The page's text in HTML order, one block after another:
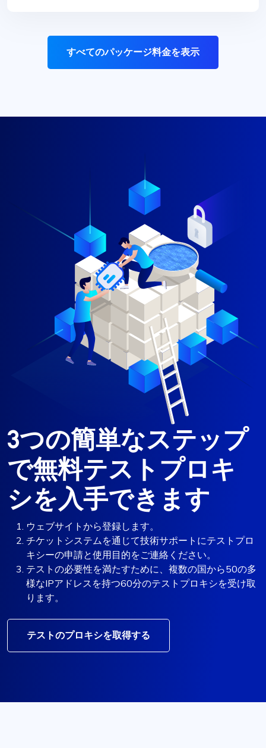
すべてのパッケージ料金を表示
3つの簡単なステップ
で無料テストプロキ
シを入手できます
ウェブサイトから登録します。
チケットシステムを通じて技術サポートにテストプロ
キシーの申請と使用目的をご連絡ください。
テストの必要性を満たすために、複数の国から50の多
様なIPアドレスを持つ60分のテストプロキシを受け取
ります。
テストのプロキシを取得する